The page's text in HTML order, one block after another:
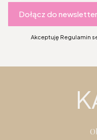
Dołącz do
Akceptuję Regulamin